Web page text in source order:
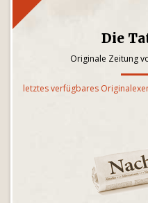
Die
Originale Zeitung
letztes verfügbares